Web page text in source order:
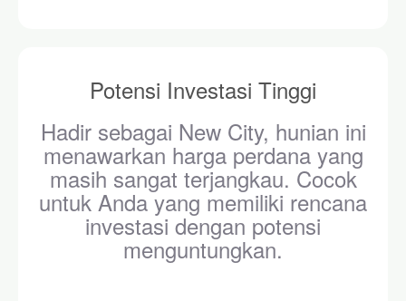
Potensi Investasi Tinggi
Hadir sebagai New City, hunian ini
menawarkan harga perdana yang
masih sangat terjangkau. Cocok
untuk Anda yang memiliki rencana
investasi dengan potensi
menguntungkan.